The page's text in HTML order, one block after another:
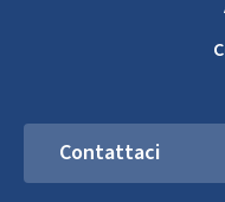
Contattaci